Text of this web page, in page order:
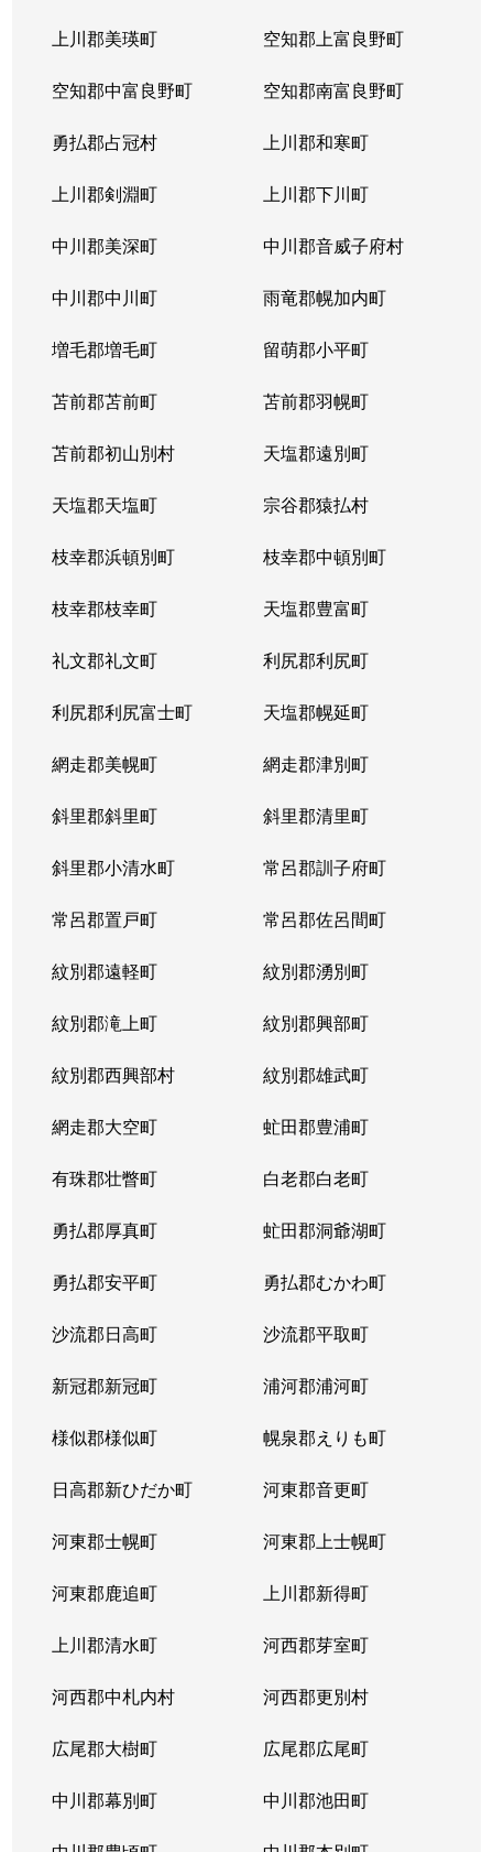
上川郡美瑛町 空知郡上富良野町
空知郡中富良野町 空知郡南富良野町
勇払郡占冠村 上川郡和寒町
上川郡剣淵町 上川郡下川町
中川郡美深町 中川郡音威子府村
中川郡中川町 雨竜郡幌加内町
増毛郡増毛町 留萌郡小平町
苫前郡苫前町 苫前郡羽幌町
苫前郡初山別村 天塩郡遠別町
天塩郡天塩町 宗谷郡猿払村
枝幸郡浜頓別町 枝幸郡中頓別町
枝幸郡枝幸町 天塩郡豊富町
礼文郡礼文町 利尻郡利尻町
利尻郡利尻富士町 天塩郡幌延町
網走郡美幌町 網走郡津別町
斜里郡斜里町 斜里郡清里町
斜里郡小清水町 常呂郡訓子府町
常呂郡置戸町 常呂郡佐呂間町
紋別郡遠軽町 紋別郡湧別町
紋別郡滝上町 紋別郡興部町
紋別郡西興部村 紋別郡雄武町
網走郡大空町 虻田郡豊浦町
有珠郡壮瞥町 白老郡白老町
勇払郡厚真町 虻田郡洞爺湖町
勇払郡安平町 勇払郡むかわ町
沙流郡日高町 沙流郡平取町
新冠郡新冠町 浦河郡浦河町
様似郡様似町 幌泉郡えりも町
日高郡新ひだか町 河東郡音更町
河東郡士幌町 河東郡上士幌町
河東郡鹿追町 上川郡新得町
上川郡清水町 河西郡芽室町
河西郡中札内村 河西郡更別村
広尾郡大樹町 広尾郡広尾町
中川郡幕別町 中川郡池田町